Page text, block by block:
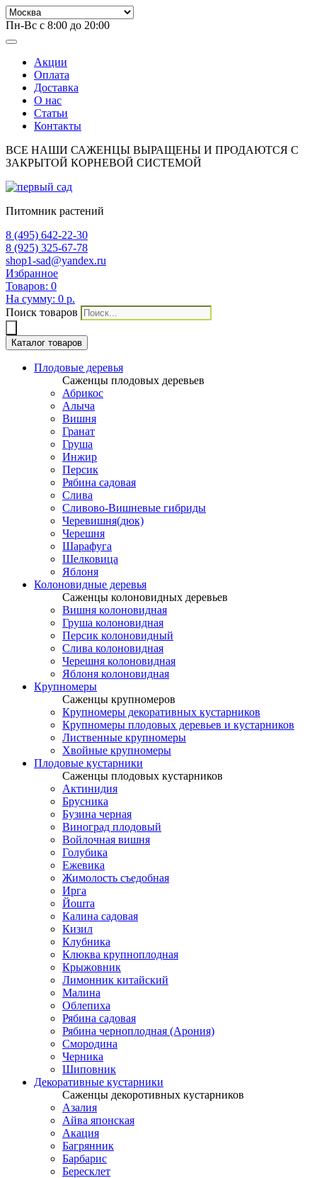
Пн-Вс с 8:00 до 20:00
Акции
Оплата
Доставка
О нас
Статьи
Контакты
ВСЕ НАШИ САЖЕНЦЫ ВЫРАЩЕНЫ И ПРОДАЮТСЯ С
ЗАКРЫТОЙ КОРНЕВОЙ СИСТЕМОЙ
Питомник растений
8 (495) 642-22-30
8 (925) 325-67-78
shop1-sad@yandex.ru
Избранное
Товаров: 0
На сумму: 0 р.
Поиск товаров
Каталог товаров
Плодовые деревья
Саженцы плодовых деревьев
Абрикос
Алыча
Вишня
Гранат
Груша
Инжир
Персик
Рябина садовая
Слива
Сливово-Вишневые гибриды
Черевишня(дюк)
Черешня
Шарафуга
Шелковица
Яблоня
Колоновидные деревья
Саженцы колоновидных деревьев
Вишня колоновидная
Груша колоновидная
Персик колоновидный
Слива колоновидная
Черешня колоновидная
Яблоня колоновидная
Крупномеры
Саженцы крупномеров
Крупномеры декоративных кустарников
Крупномеры плодовых деревьев и кустарников
Лиственные крупномеры
Хвойные крупномеры
Плодовые кустарники
Саженцы плодовых кустарников
Актинидия
Брусника
Бузина черная
Виноград плодовый
Войлочная вишня
Голубика
Ежевика
Жимолость съедобная
Ирга
Йошта
Калина садовая
Кизил
Клубника
Клюква крупноплодная
Крыжовник
Лимонник китайский
Малина
Облепиха
Рябина садовая
Рябина черноплодная (Арония)
Смородина
Черника
Шиповник
Декоративные кустарники
Саженцы декоротивных кустарников
Азалия
Айва японская
Акация
Багрянник
Барбарис
Бересклет